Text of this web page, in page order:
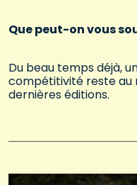
Que peut-on vous
Du beau temps déjà,
compétitivité reste au
dernières éditions.